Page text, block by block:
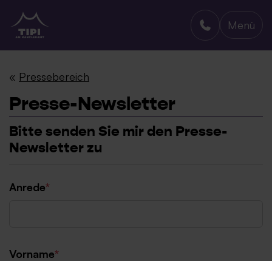
TIPI AM KANZLERAMT
Menü
« Pressebereich
Presse-Newsletter
Bitte senden Sie mir den Presse-
Newsletter zu
Anrede*
Vorname*